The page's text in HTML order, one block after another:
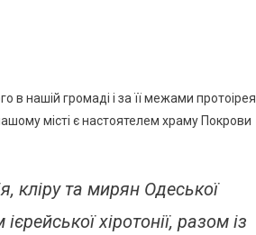
в нашій громаді і за її межами протоірея
місті є настоятелем храму Покрови
кліру та мирян Одеської
хіротонії, разом із